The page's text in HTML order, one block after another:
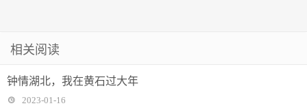
相关阅读
钟情湖北，我在黄石过大年
2023-01-16